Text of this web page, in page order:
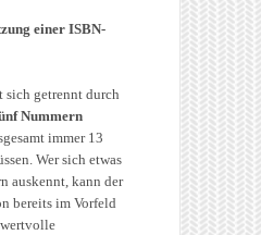
einer ISBN-
sich getrennt durch
Nummern
immer 13
Wer sich etwas
auskennt, kann der
bereits im Vorfeld